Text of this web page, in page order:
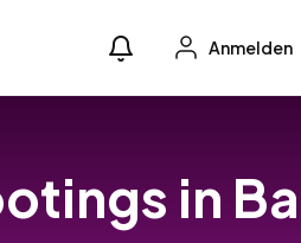
Anmelden
in